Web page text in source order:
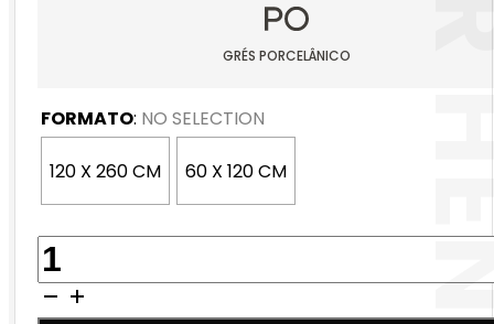
GRÉS PORCELÂNICO
FORMATO: NO SELECTION
120 X 260 CM 60 X 120 CM
QUANTIDADE
DE
TIMBER